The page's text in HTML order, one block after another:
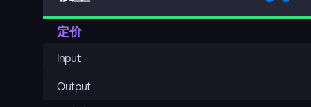
定价
Input
Output